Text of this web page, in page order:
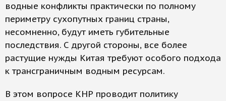
водные конфликты практически по полному
периметру сухопутных границ страны,
несомненно, будут иметь губительные
последствия. С другой стороны, все более
растущие нужды Китая требуют особого подхода
к трансграничным водным ресурсам.
В этом вопросе КНР проводит политику